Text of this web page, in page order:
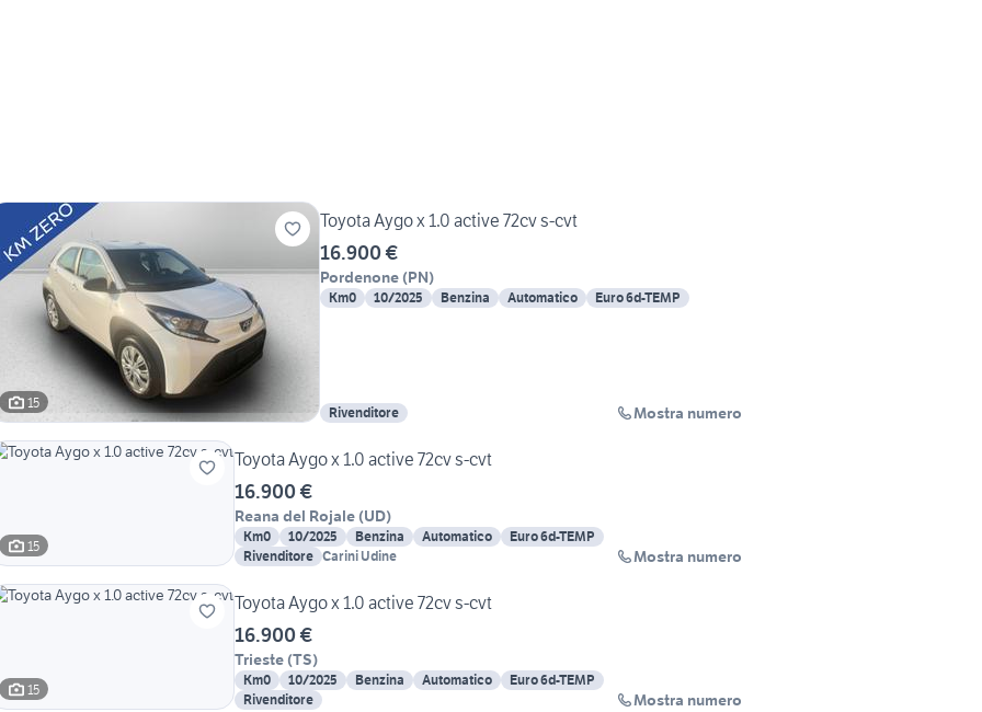
15
Toyota Aygo x 1.0 active 72cv s-cvt
16.900 €
Pordenone (PN)
Km0 10/2025 Benzina Automatico Euro 6d-TEMP
Rivenditore Mostra numero
15
Toyota Aygo x 1.0 active 72cv s-cvt
16.900 €
Reana del Rojale (UD)
Km0 10/2025 Benzina Automatico
Euro 6d-TEMP
Rivenditore Carini Udine Mostra numero
15
Toyota Aygo x 1.0 active 72cv s-cvt
16.900 €
Trieste (TS)
Km0 10/2025 Benzina Automatico
Euro 6d-TEMP
Rivenditore
Mostra numero